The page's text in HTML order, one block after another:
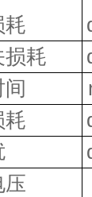
耗
损耗
间
耗
压